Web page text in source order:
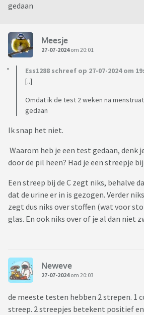
gedaan
Meesje
27-07-2024om 20:01
Ess1288 schreef op 27-07-2024 om
[..]
Omdat ik de test 2 weken na
gedaan
Ik snap het niet.
Waarom heb je een test gedaan, denk
door de pil heen? Had je een streepje bij
Een streep bij de C zegt niks, behalve
dat de urine er in is gezogen. Verder
zegt dus niks over stoffen (wat voor
glas. En ook niks over of je al dan niet
Neweve
27-07-2024om 20:03
de meeste testen hebben 2 strepen. 1
streep. 2 streepjes betekent positief en